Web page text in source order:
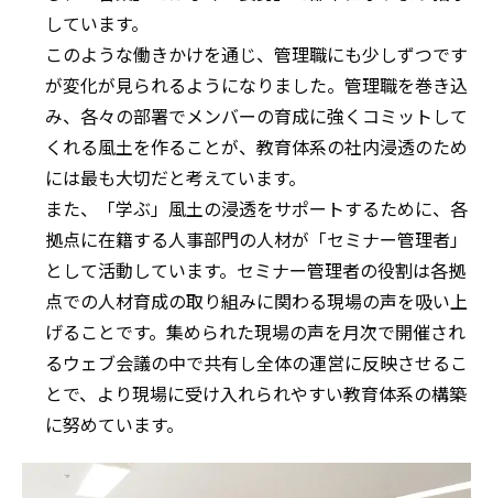
しています。
このような働きかけを通じ、管理職にも少しずつです
が変化が見られるようになりました。管理職を巻き込
み、各々の部署でメンバーの育成に強くコミットして
くれる風土を作ることが、教育体系の社内浸透のため
には最も大切だと考えています。
また、「学ぶ」風土の浸透をサポートするために、各
拠点に在籍する人事部門の人材が「セミナー管理者」
として活動しています。セミナー管理者の役割は各拠
点での人材育成の取り組みに関わる現場の声を吸い上
げることです。集められた現場の声を月次で開催され
るウェブ会議の中で共有し全体の運営に反映させるこ
とで、より現場に受け入れられやすい教育体系の構築
に努めています。